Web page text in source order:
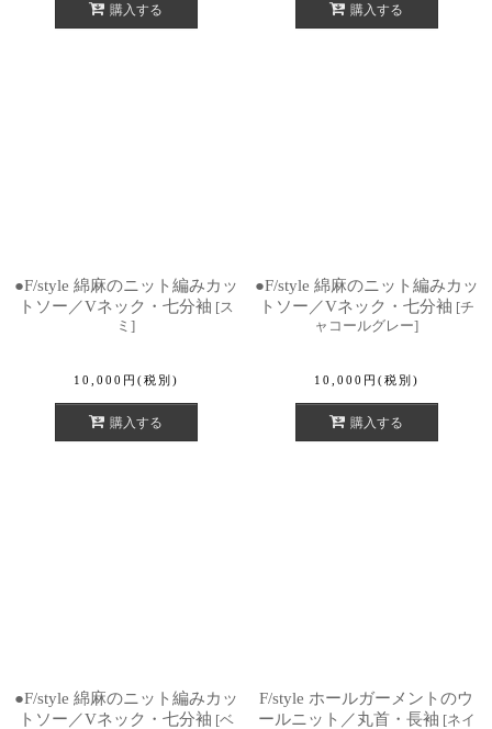
購入する 購入する
●F/style 綿麻のニット編みカッ
トソー／Vネック・七分袖 [ス
ミ ]
10,000 円 (税別)
購入する
●F/style 綿麻のニット編みカッ
トソー／Vネック・七分袖 [チ
ャコールグレー]
10,000 円 (税別)
購入する
●F/style 綿麻のニット編みカッ
トソー／Vネック・七分袖 [ベ
F/style ホールガーメントのウ
ールニット／丸首・長袖 [ネイ